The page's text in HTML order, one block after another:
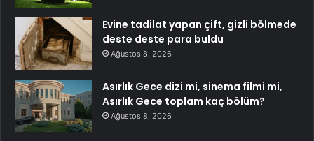
Evine tadilat yapan çift, gizli bölmede
deste deste para buldu
Ağustos 8, 2026
Asırlık Gece dizi mi, sinema filmi mi,
Asırlık Gece toplam kaç bölüm?
Ağustos 8, 2026